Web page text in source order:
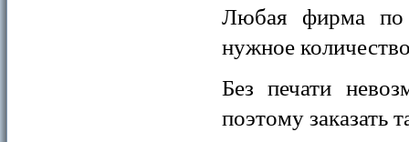
Любая фирма по
нужное
Без печати
поэтому заказать